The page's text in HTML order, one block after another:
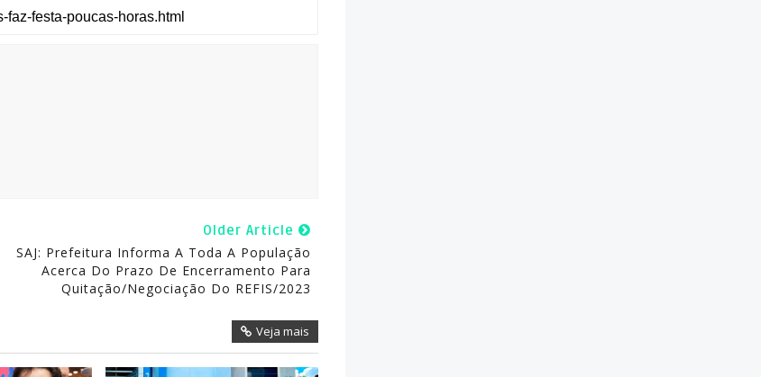
Older Article
SAJ: Prefeitura Informa A Toda A População
Acerca Do Prazo De Encerramento Para
Quitação/negociação Do REFIS/2023
Veja mais